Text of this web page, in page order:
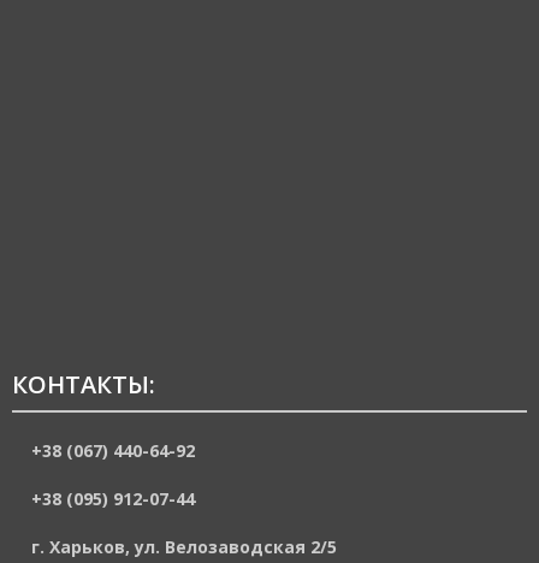
КОНТАКТЫ:
+38 (067) 440-64-92
+38 (095) 912-07-44
г. Харьков, ул. Велозаводская 2/5